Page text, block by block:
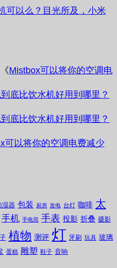
可以么？目光所及，小米
Mistbox可以将你的空调电
底比饮水机好用到哪里？
底比饮水机好用到哪里？
可以将你的空调电费减少
湿器 包装 厨房 发电 台灯 咖啡 太
手机 手电筒 手表 投影 折叠 摄影
植物 测评 灯 牙刷 玩具 玻璃
蛋糕 雕塑 鞋子 音响